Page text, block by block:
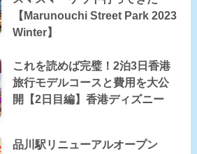
【Marunouchi Street Park 2023
Winter】
これを読めば完璧！2泊3日香港
旅行モデルコースと費用を大公
開【2日目編】香港ディズニー
品川駅リニューアルオープン